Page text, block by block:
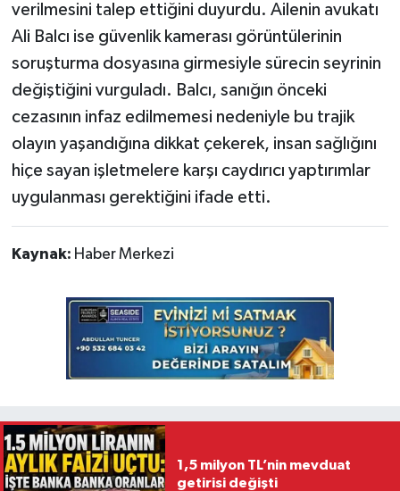
verilmesini talep ettiğini duyurdu. Ailenin avukatı
Ali Balcı ise güvenlik kamerası görüntülerinin
soruşturma dosyasına girmesiyle sürecin seyrinin
değiştiğini vurguladı. Balcı, sanığın önceki
cezasının infaz edilmemesi nedeniyle bu trajik
olayın yaşandığına dikkat çekerek, insan sağlığını
hiçe sayan işletmelere karşı caydırıcı yaptırımlar
uygulanması gerektiğini ifade etti.
Kaynak: Haber Merkezi
1,5 milyon TL’nin mevduat
getirisi değişti